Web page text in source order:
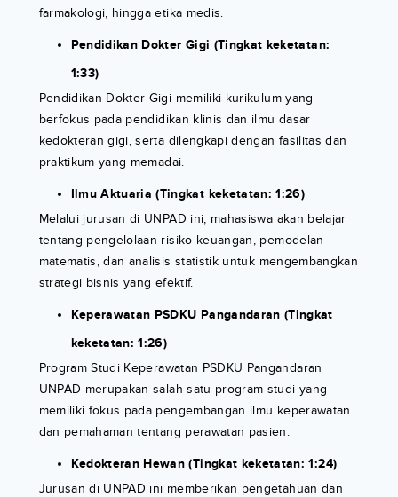
farmakologi, hingga etika medis.
Pendidikan Dokter Gigi (Tingkat keketatan:
1:33)
Pendidikan Dokter Gigi memiliki kurikulum yang
berfokus pada pendidikan klinis dan ilmu dasar
kedokteran gigi, serta dilengkapi dengan fasilitas dan
praktikum yang memadai.
Ilmu Aktuaria (Tingkat keketatan: 1:26)
Melalui jurusan di UNPAD ini, mahasiswa akan belajar
tentang pengelolaan risiko keuangan, pemodelan
matematis, dan analisis statistik untuk mengembangkan
strategi bisnis yang efektif.
Keperawatan PSDKU Pangandaran (Tingkat
keketatan: 1:26)
Program Studi Keperawatan PSDKU Pangandaran
UNPAD merupakan salah satu program studi yang
memiliki fokus pada pengembangan ilmu keperawatan
dan pemahaman tentang perawatan pasien.
Kedokteran Hewan (Tingkat keketatan: 1:24)
Jurusan di UNPAD ini memberikan pengetahuan dan